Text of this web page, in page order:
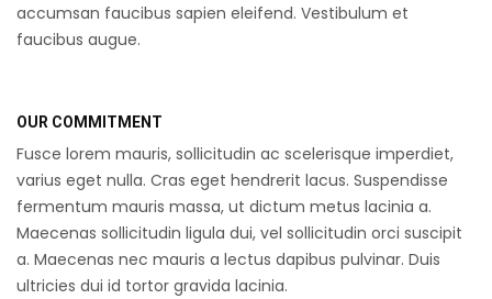
accumsan faucibus sapien eleifend. Vestibulum et
faucibus augue.
OUR COMMITMENT
Fusce lorem mauris, sollicitudin ac scelerisque imperdiet,
varius eget nulla. Cras eget hendrerit lacus. Suspendisse
fermentum mauris massa, ut dictum metus lacinia a.
Maecenas sollicitudin ligula dui, vel sollicitudin orci suscipit
a. Maecenas nec mauris a lectus dapibus pulvinar. Duis
ultricies dui id tortor gravida lacinia.